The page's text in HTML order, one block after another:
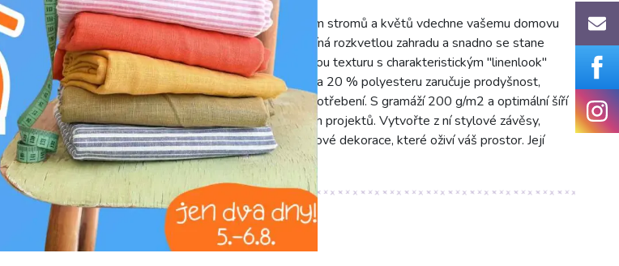
Dekorační látka Linenlook Daisy sweet garden se vzorem stromů a květů vdechne vašemu domovu
svěží a přírodní atmosféru. Tento barevný design připomíná rozkvetlou zahradu a snadno se stane
krásnou dominantou každého interiéru. Látka má příjemnou texturu s charakteristickým "linenlook"
efektem, který imituje vzhled lnu. Složení z 80 % bavlny a 20 % polyesteru zaručuje prodyšnost,
měkkost a zároveň vysokou odolnost proti mačkání a opotřebení. S gramáží 200 g/m2 a optimální šíří
140 cm je tato látka ideální pro širokou škálu dekoračních projektů. Vytvořte z ní stylové závěsy,
útulné polštáře, originální ubrusy, prostírání nebo jiné bytové dekorace, které oživí váš prostor. Její
kvalita slibuje dlouhou životnost a snadnou údržbu.
NAVRHOVANÉ POUŽITÍ